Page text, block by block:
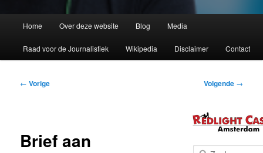
Home Over deze website Blog Media
Raad voor de Journalistiek Wikipedia Disclaimer Contact
Bericht
← Vorige Volgende →
Brief aan